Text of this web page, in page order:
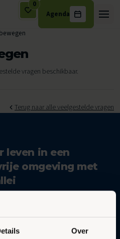
Over
0
Agenda
vragen beschikbaar.
Terug naar alle veelgestelde vragen
leven in een
omgeving met
Aanmelden